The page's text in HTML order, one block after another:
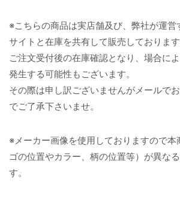
※こちらの商品は実店舗及び、弊社が運
サイトと在庫を共有して販売しております
ご注文受付後の在庫確認となり、場合に
発生する可能性もございます。
その際は申し訳ございませんがメールで
でご了承下さいませ。
※メーカー画像を使用しておりますので本
ゴの位置やカラー、柄の位置等）が異な
す。